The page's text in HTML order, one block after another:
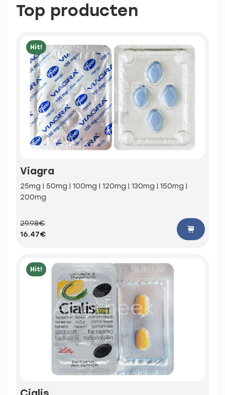
Top producten
Hit!
Viagra
25mg | 50mg | 100mg | 120mg | 130mg | 150mg |
200mg
29.98€
16.47€
Hit!